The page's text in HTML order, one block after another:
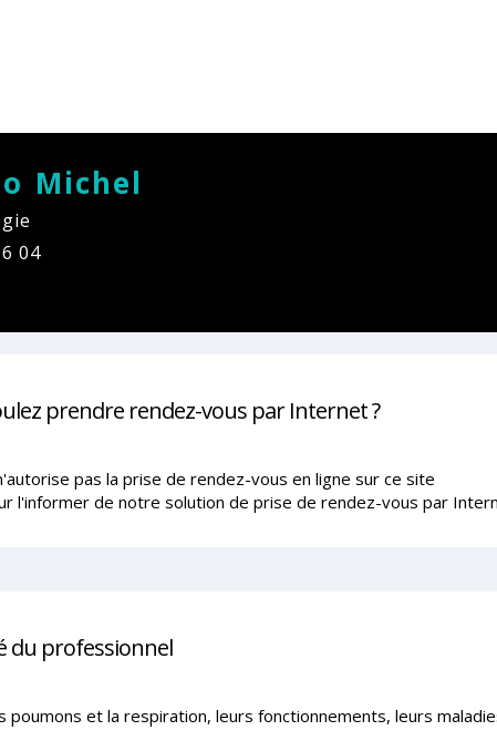
Michel
04
prendre rendez-vous par Internet ?
pas la prise de rendez-vous en ligne sur ce site
l'informer de notre solution de prise de rendez-vous par
du professionnel
poumons et la respiration, leurs fonctionnements, leurs